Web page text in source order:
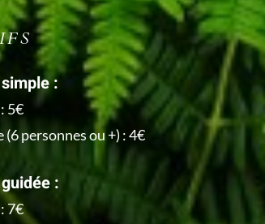
:
5€
(6 personnes ou +) : 4€
:
7€